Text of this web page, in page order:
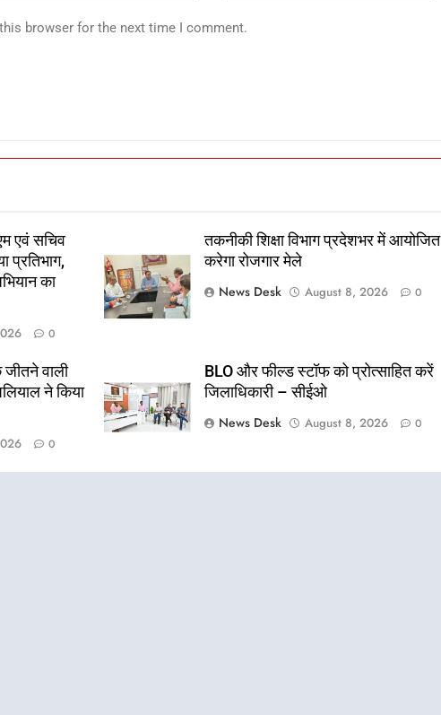
browser for the next time I comment.
एवं सचिव
प्रतिभाग,
का
0
तकनीकी शिक्षा विभाग प्रदेशभर में आयोजित
करेगा रोजगार मेले
News Desk
August 8, 2026 0
वाली
ने किया
0
BLO और फील्ड स्टॉफ को प्रोत्साहित करें
जिलाधिकारी – सीईओ
News Desk
August 8, 2026 0